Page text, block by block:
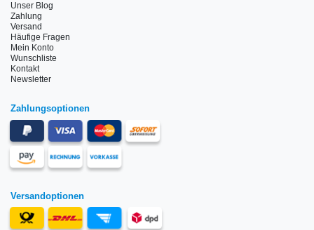
Unser Blog
Zahlung
Versand
Häufige Fragen
Mein Konto
Wunschliste
Kontakt
Newsletter
Zahlungsoptionen
Versandoptionen